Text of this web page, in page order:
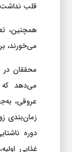
قلب
همچنین،
می‌خورند،
محققان در
می‌دهد که
عروقی،
زمان‌بندی
دوره
غذایی